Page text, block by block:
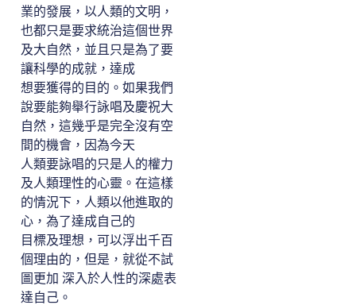
業的發展，以人類的文明，
也都只是要求統治這個世界
及大自然，並且只是為了要
讓科學的成就，達成
想要獲得的目的。如果我們
說要能夠舉行詠唱及慶祝大
自然，這幾乎是完全沒有空
間的機會，因為今天
人類要詠唱的只是人的權力
及人類理性的心靈。在這樣
的情況下，人類以他進取的
心，為了達成自己的
目標及理想，可以浮出千百
個理由的，但是，就從不試
圖更加 深入於人性的深處表
達自己。